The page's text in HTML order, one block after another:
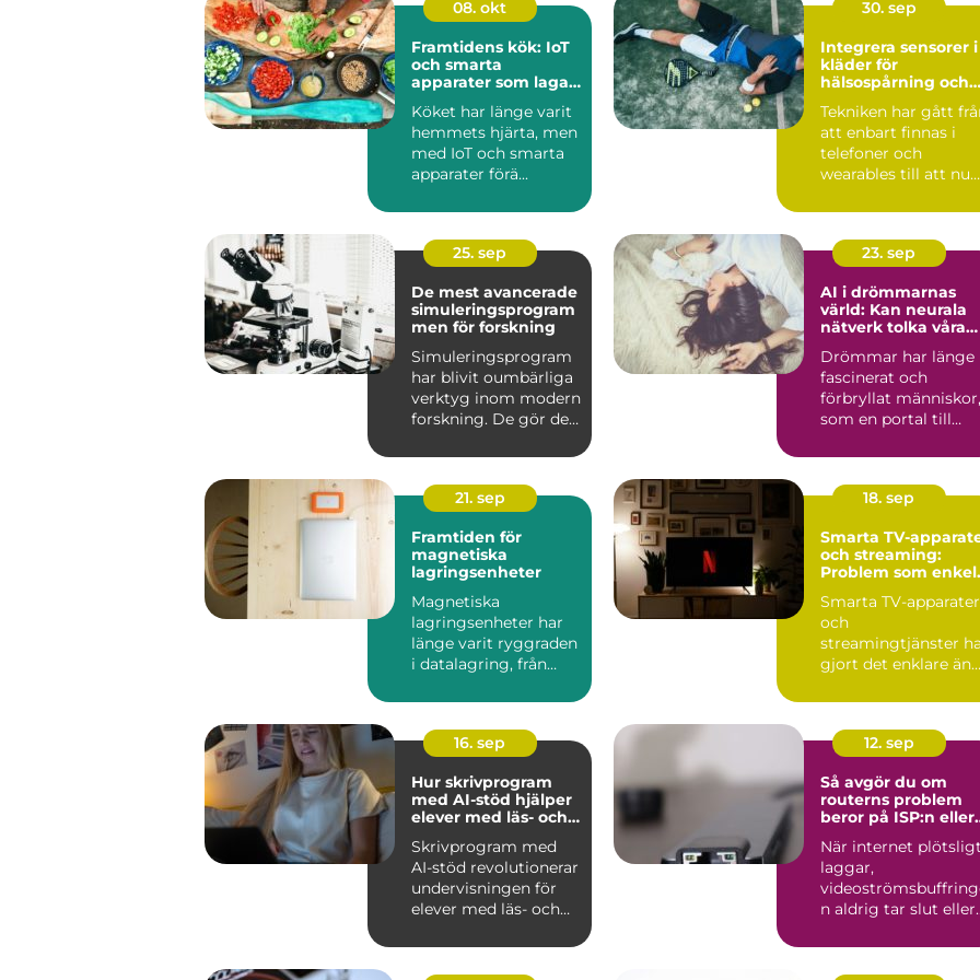
08. okt
Framtidens kök: IoT
och smarta
apparater som lagar
Köket har länge varit
hemmets hjärta, men
med IoT och smarta
apparater förä...
30. sep
Integrera sensorer i
kläder för
hälsospårning och
Tekniken har gått
att enbart finnas i
telefoner och
wearables till att nu
25. sep
De mest avancerade
simuleringsprogram
men för forskning
Simuleringsprogram
har blivit oumbärliga
verktyg inom modern
forskning. De gör det
23. sep
AI i drömmarnas
värld: Kan neurala
nätverk tolka våra
Drömmar har länge
fascinerat och
förbryllat människor,
som en portal till
21. sep
Framtiden för
magnetiska
lagringsenheter
Magnetiska
lagringsenheter har
länge varit ryggraden
i datalagring, från
18. sep
Smarta TV-
och streaming:
Problem som
Smarta TV-apparater
och
streamingtjänster
gjort det enklare än
16. sep
Hur skrivprogram
med AI-stöd hjälper
elever med läs- och
Skrivprogram med
AI-stöd revolutionerar
undervisningen för
elever med läs- och
12. sep
Så avgör du om
routerns problem
beror på ISP:n eller
När internet
laggar,
n aldrig tar slut eller